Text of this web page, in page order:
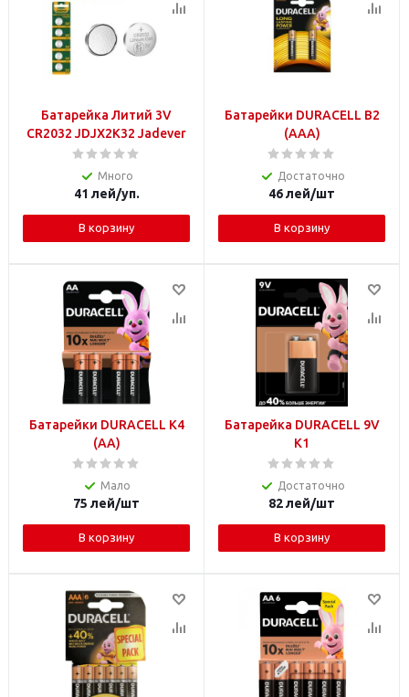
Батарейка Литий 3V
CR2032 JDJX2K32 Jadever
Много
41 лей/уп.
В корзину
Батарейки DURACELL B2
(AAA)
Достаточно
46лей/шт
В корзину
Батарейки DURACELL K4
(AA)
Мало
75 лей/шт
В корзину
Батарейка DURACELL 9V
K1
Достаточно
82лей/шт
В корзину